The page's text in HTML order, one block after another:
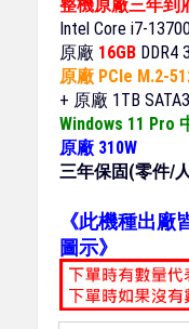
整機原廠三年到
Intel Core i7-
原廠 16GB DDR4
原廠 PCle M.2-
+ 原廠 1TB
Windows 11 Pro
原廠 310W
三年保固(零件/
《此機種出廠
圖示》